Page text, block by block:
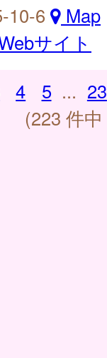
10-6
Map
サイト
4 5 ... 23
(223 件